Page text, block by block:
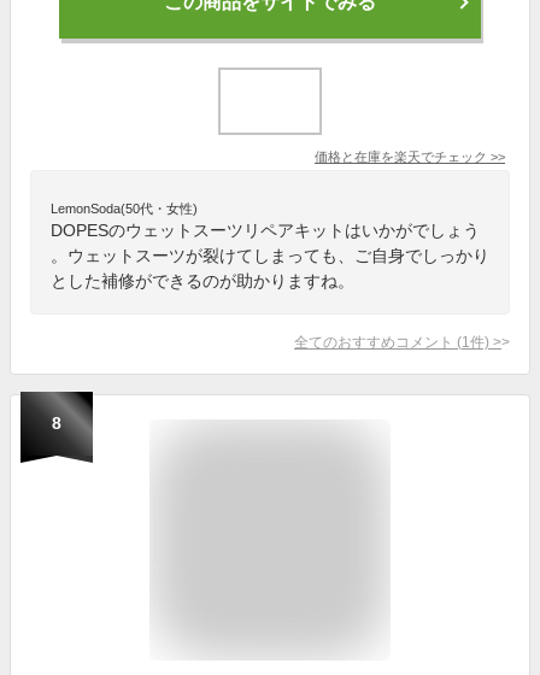
価格と在庫を楽天でチェック >>
LemonSoda(50代・女性)
DOPESのウェットスーツリペアキットはいかがでしょう
。ウェットスーツが裂けてしまっても、ご自身でしっかり
とした補修ができるのが助かりますね。
全てのおすすめコメント (1 件) >
8